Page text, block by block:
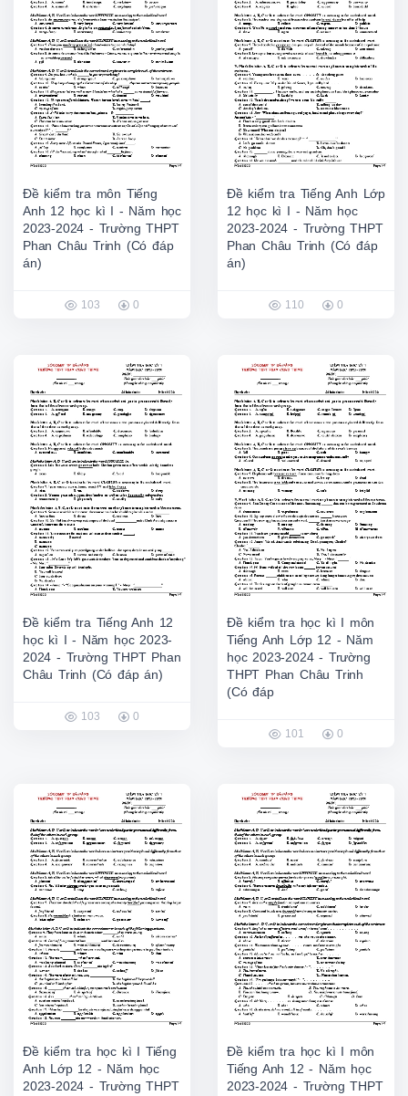
Đề kiểm tra môn Tiếng
Anh 12 học kì I - Năm học
2023-2024 - Trường THPT
Phan Châu Trinh (Có đáp
án)
103 0
Đề kiểm tra Tiếng Anh Lớp
12 học kì I - Năm học
2023-2024 - Trường THPT
Phan Châu Trinh (Có đáp
án)
110 0
Đề kiểm tra Tiếng Anh 12
học kì I - Năm học 2023-
2024 - Trường THPT Phan
Châu Trinh (Có đáp án)
103 0
Đề kiểm tra học kì I môn
Tiếng Anh Lớp 12 - Năm
học 2023-2024 - Trường
THPT Phan Châu Trinh
(Có đáp
101 0
Đề kiểm tra học kì I Tiếng
Anh Lớp 12 - Năm học
2023-2024 - Trường THPT
Đề kiểm tra học kì I môn
Tiếng Anh 12 - Năm học
2023-2024 - Trường THPT